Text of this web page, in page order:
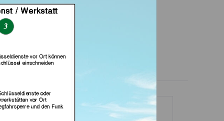
Autoschlüssel (in
Berlin)